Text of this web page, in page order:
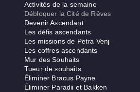
Activités de la semaine
Débloquer la Cité de Rêves
Devenir Ascendant
Les défis ascendants
Les missions de Petra Venj
Les coffres ascendants
Mur des Souhaits
Tueur de souhaits
Éliminer Bracus Payne
Éliminer Paradii et Bakken